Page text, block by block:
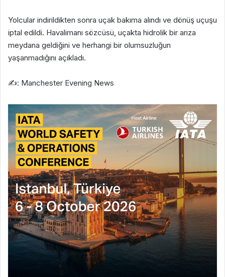
Yolcular indirildikten sonra uçak bakıma alındı ve dönüş uçuşu
iptal edildi. Havalimanı sözcüsü, uçakta hidrolik bir arıza
meydana geldiğini ve herhangi bir olumsuzluğun
yaşanmadığını açıkladı.
✍️: Manchester Evening News